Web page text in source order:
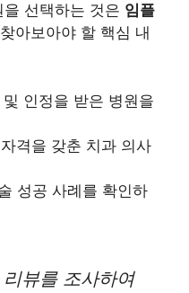
선택하는 것은 임플
아보아야 할 핵심 내
인정을 받은 병원을
격을 갖춘 치과 의사
성공 사례를 확인하
뷰를 조사하여